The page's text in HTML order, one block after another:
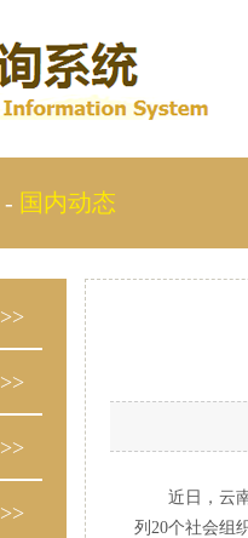
- 国内动态
>>
>>
>>
>>
近日，云南
列20个社会组